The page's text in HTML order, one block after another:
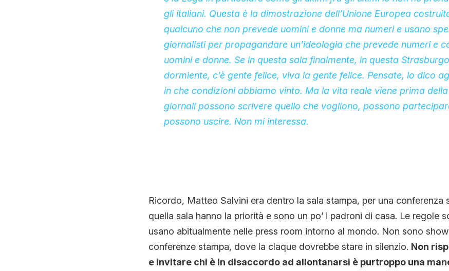
gli italiani. Questa è la dimostrazione dell’Unione Europea
qualcuno che non prevede uomini e donne ma numeri e usano
giornalisti per propagandare un’ideologia che prevede numeri e
uomini e donne. Se in questa sala finalmente, in questa
dormiente, c’è gente felice, viva la gente felice. Pensate, lo dico
in che condizioni abbiamo vinto. Ma la vita reale viene prima
giornali possono scrivere quello che vogliono, possono
possono uscire. Non mi interessa.
Ricordo, Matteo Salvini era dentro la sala stampa, per una conferenza
quella sala hanno la priorità e sono un po’ i padroni di casa. Le regole
usano abitualmente nelle press room intorno al mondo. Non sono
conferenze stampa, dove la claque dovrebbe stare in silenzio. Non
e invitare chi è in disaccordo ad allontanarsi è purtroppo una